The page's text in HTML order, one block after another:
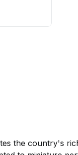
the country's